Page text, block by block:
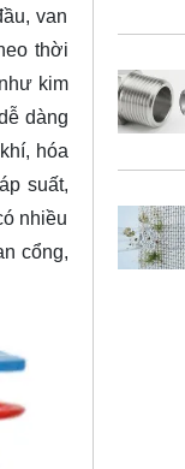
van
thời
kim
dàng
hóa
suất,
nhiều
cổng,